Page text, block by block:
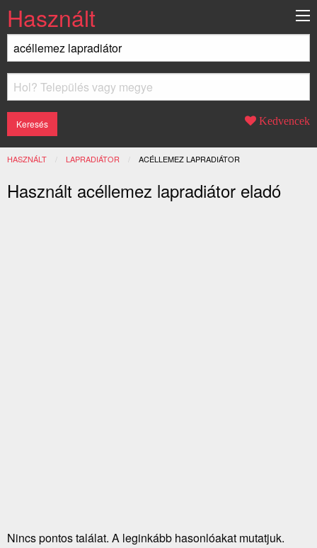
Használt
Kedvencek
HASZNÁLT LAPRADIÁTOR JELENLEGI:
ACÉLLEMEZ LAPRADIÁTOR
Használt acéllemez lapradiátor eladó
Nincs pontos találat. A leginkább hasonlóakat mutatjuk.